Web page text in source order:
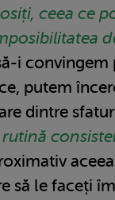
ceea ce
i
putem
dintre
rutină
să le faceți